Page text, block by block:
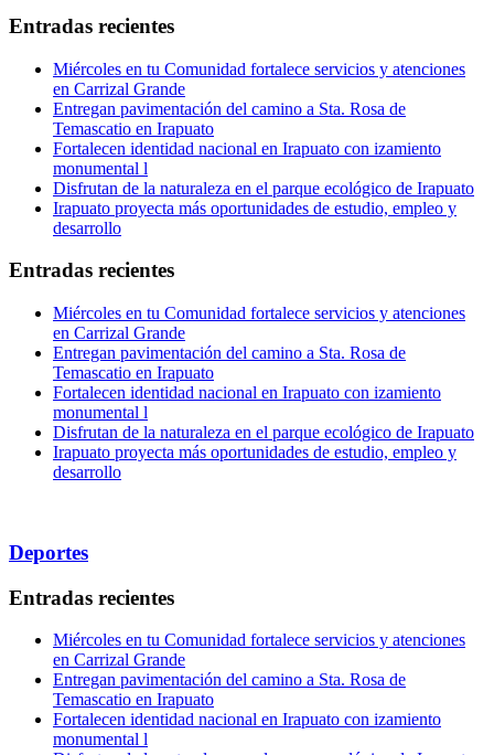
Entradas recientes
Miércoles en tu Comunidad fortalece servicios y atenciones
en Carrizal Grande
Entregan pavimentación del camino a Sta. Rosa de
Temascatio en Irapuato
Fortalecen identidad nacional en Irapuato con izamiento
monumental l
Disfrutan de la naturaleza en el parque ecológico de Irapuato
Irapuato proyecta más oportunidades de estudio, empleo y
desarrollo
Entradas recientes
Miércoles en tu Comunidad fortalece servicios y atenciones
en Carrizal Grande
Entregan pavimentación del camino a Sta. Rosa de
Temascatio en Irapuato
Fortalecen identidad nacional en Irapuato con izamiento
monumental l
Disfrutan de la naturaleza en el parque ecológico de Irapuato
Irapuato proyecta más oportunidades de estudio, empleo y
desarrollo
Deportes
Entradas recientes
Miércoles en tu Comunidad fortalece servicios y atenciones
en Carrizal Grande
Entregan pavimentación del camino a Sta. Rosa de
Temascatio en Irapuato
Fortalecen identidad nacional en Irapuato con izamiento
monumental l